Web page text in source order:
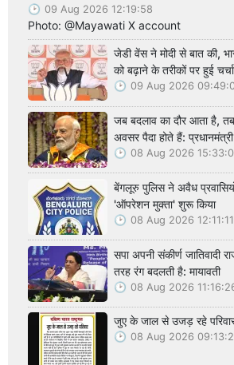
09 Aug 2026 12:19:58
Photo: @Mayawati X account
जेडी वेंस ने मोदी से बात की,
को बढ़ाने के तरीकों पर हुई चर्चा
09 Aug 2026
जब बदलाव का दौर आता है,
अवसर पैदा होते हैं: प्रधानमंत्री
08 Aug 2026
बेंगलूरु पुलिस ने अवैध
'ऑपरेशन मुक्ता' शुरू किया
08 Aug 2026 12:11:11
सपा अपनी संकीर्ण जातिवादी
तरह रंग बदलती है: मायावती
08 Aug 2026
जुए के जाल से उजड़ रहे
08 Aug 2026